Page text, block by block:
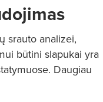
srauto analizei,
būtini slapukai yra
Daugiau